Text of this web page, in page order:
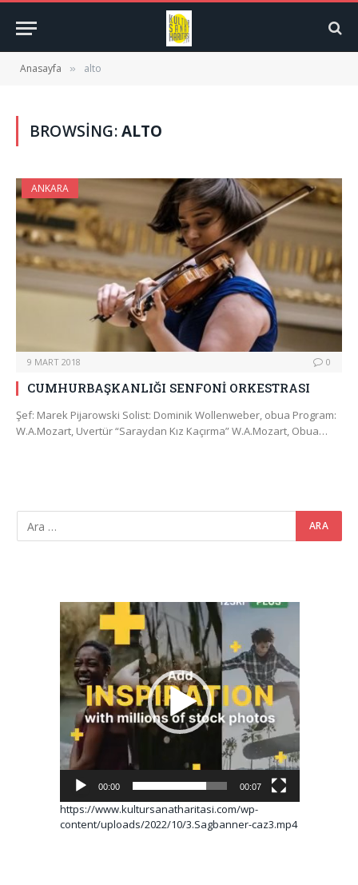
Anasayfa » alto
BROWSING:ALTO
ANKARA
9 MART 2018 0
CUMHURBAŞKANLIĞI SENFONİ ORKESTRASI
Şef: Marek Pijarowski Solist: Dominik Wollenweber, obua Program:
W.A.Mozart, Uvertür “Saraydan Kız Kaçırma” W.A.Mozart, Obua…
Video
oynatıcı
00:00 00:07
https://www.kultursanatharitasi.com/wp-
content/uploads/2022/10/3.Sagbanner-caz3.mp4